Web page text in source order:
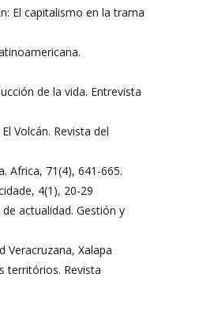
El capitalismo en la trama
de la vida. Entrevista
Volcán. Revista del
Africa, 71(4), 641-665.
4(1), 20-29
actualidad. Gestión y
Veracruzana, Xalapa
territórios. Revista